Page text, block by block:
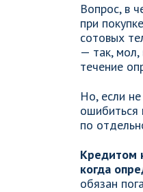
Вопрос, в
при
сотовых
— так, мол,
течение
Но, если
ошибиться
по
Кредитом
когда
обязан